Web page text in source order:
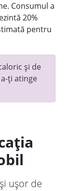
Consumul a
20%
pentru
și de
ți atinge
ușor de